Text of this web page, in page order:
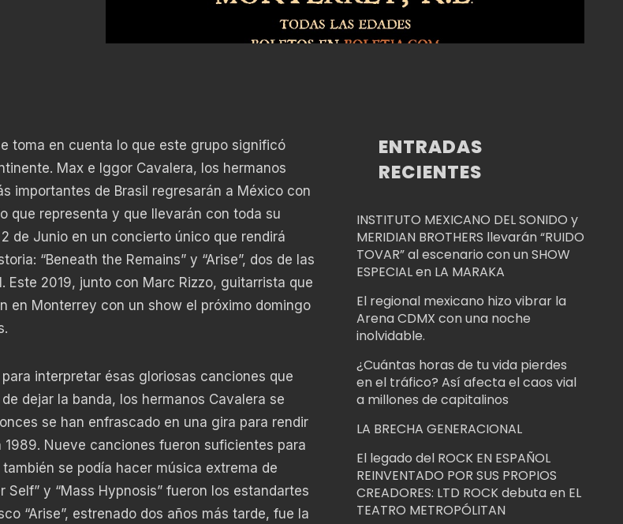
toma en cuenta lo que este grupo significó
Max e Iggor Cavalera, los hermanos
importantes de Brasil regresarán a México con
que representa y que llevarán con toda su
de Junio en un concierto único que rendirá
“Beneath the Remains” y “Arise”, dos de las
2019, junto con Marc Rizzo, guitarrista que
en Monterrey con un show el próximo domingo
interpretar ésas gloriosas canciones que
dejar la banda, los hermanos Cavalera se
se han enfrascado en una gira para rendir
Nueve canciones fueron suficientes para
se podía hacer música extrema de
Self” y “Mass Hypnosis” fueron los estandartes
“Arise”, estrenado dos años más tarde, fue la
ENTRADAS
RECIENTES
INSTITUTO MEXICANO DEL SONIDO y
MERIDIAN BROTHERS llevarán “RUIDO
TOVAR” al escenario con un SHOW
ESPECIAL en LA MARAKA
El regional mexicano hizo vibrar la
Arena CDMX con una noche
inolvidable.
¿Cuántas horas de tu vida pierdes
en el tráfico? Así afecta el caos vial
a millones de capitalinos
LA BRECHA GENERACIONAL
El legado del ROCK EN ESPAÑOL
REINVENTADO POR SUS PROPIOS
CREADORES: LTD ROCK debuta en EL
TEATRO METROPÓLITAN